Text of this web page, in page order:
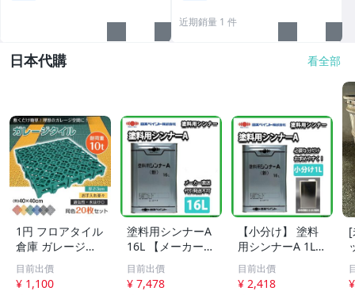
近期銷量 1 件
日本代購 看全部
1円 フロアタイル
倉庫 ガレージタ
イル タイル ガレ
ージマット 床タ
イル ガレージ 床
目前出價
¥ 1,100
塗料用シンナーA
16L 【メーカー直
送便/代引不可】
日本ペイント 塗
料 Z03
目前出價
¥ 7,478
【小分け】 塗料
用シンナーA 1L
【メーカー直送
便/代引不可】 日
本ペイント 塗料
目前出價
¥ 2,418
[